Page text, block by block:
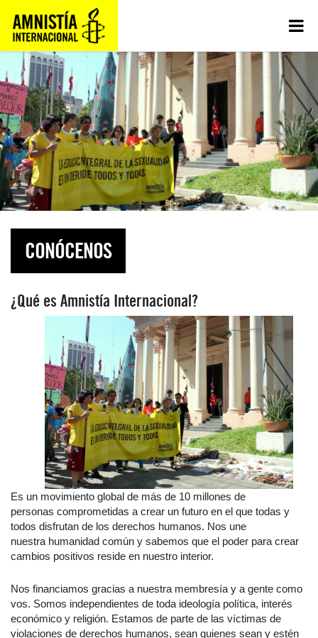
CONÓCENOS
¿Qué es Amnistía Internacional?
Es un movimiento global de más de 10 millones de
personas comprometidas a crear un futuro en el que todas y
todos disfrutan de los derechos humanos. Nos une
nuestra humanidad común y sabemos que el poder para crear
cambios positivos reside en nuestro interior.
Nos financiamos gracias a nuestra membresía y a gente como
vos. Somos independientes de toda ideología política, interés
económico y religión. Estamos de parte de las víctimas de
violaciones de derechos humanos, sean quienes sean y estén